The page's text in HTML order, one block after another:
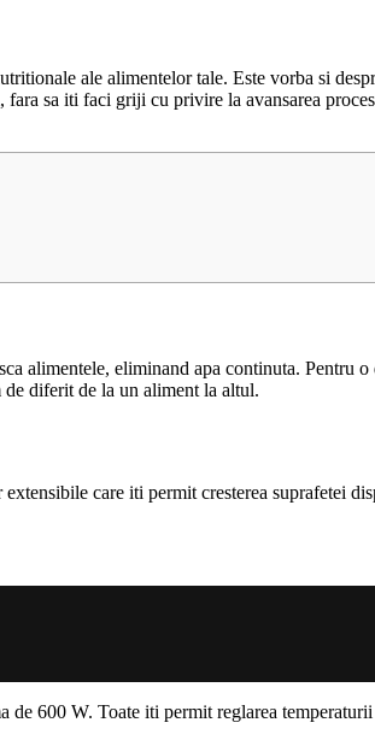
ale alimentelor tale. Este vorba si
sa iti faci griji cu privire la avansarea
alimentele, eliminand apa continuta. Pentru o
de diferit de la un aliment la altul.
care iti permit cresterea suprafetei
600 W. Toate iti permit reglarea